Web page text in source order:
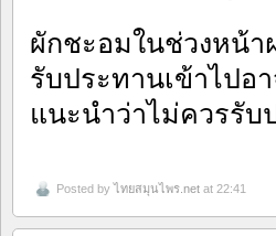
ผักชะอมในช่วงหน้า
รับประทานเข้าไป
แนะนำว่าไม่ควรรับ
Posted by ไทยสมุนไพร.net at 22:41